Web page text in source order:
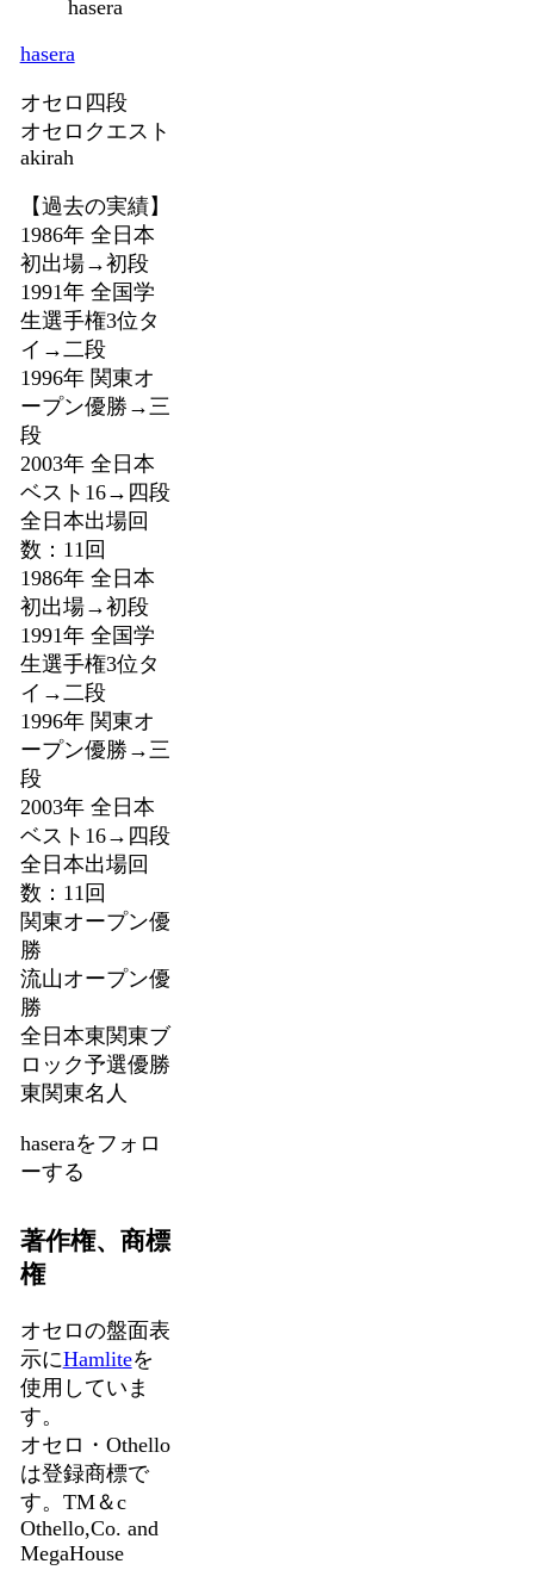
hasera
オセロ四段
オセロクエスト
akirah
【過去の実績】
1986年 全日本
初出場→初段
1991年 全国学
生選手権3位タ
イ→二段
1996年 関東オ
ープン優勝→三
段
2003年 全日本
ベスト16→四段
全日本出場回
数：11回
1986年 全日本
初出場→初段
1991年 全国学
生選手権3位タ
イ→二段
1996年 関東オ
ープン優勝→三
段
2003年 全日本
ベスト16→四段
全日本出場回
数：11回
関東オープン優
勝
流山オープン優
勝
全日本東関東ブ
ロック予選優勝
東関東名人
haseraをフォロ
ーする
著作権、商標
権
オセロの盤面表
示にHamliteを
使用していま
す。
オセロ・Othello
は登録商標で
す。TM＆c
Othello,Co. and
MegaHouse